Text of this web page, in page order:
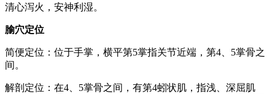
清心泻火，安神利湿。
腧穴定位
简便定位：位于手掌，横平第5掌指关节近端，第4、5掌骨之
间。
解剖定位：在4、5掌骨之间，有第4蚓状肌，指浅、深屈肌